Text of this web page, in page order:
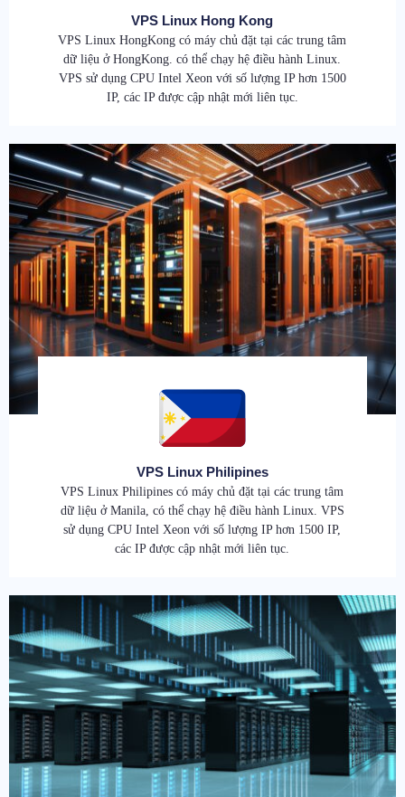
VPS Linux Hong Kong
VPS Linux HongKong có máy chủ đặt tại các trung tâm
dữ liệu ở HongKong. có thể chạy hệ điều hành Linux.
VPS sử dụng CPU Intel Xeon với số lượng IP hơn 1500
IP, các IP được cập nhật mới liên tục.
VPS Linux Philipines
VPS Linux Philipines có máy chủ đặt tại các trung tâm
dữ liệu ở Manila, có thể chạy hệ điều hành Linux. VPS
sử dụng CPU Intel Xeon với số lượng IP hơn 1500 IP,
các IP được cập nhật mới liên tục.